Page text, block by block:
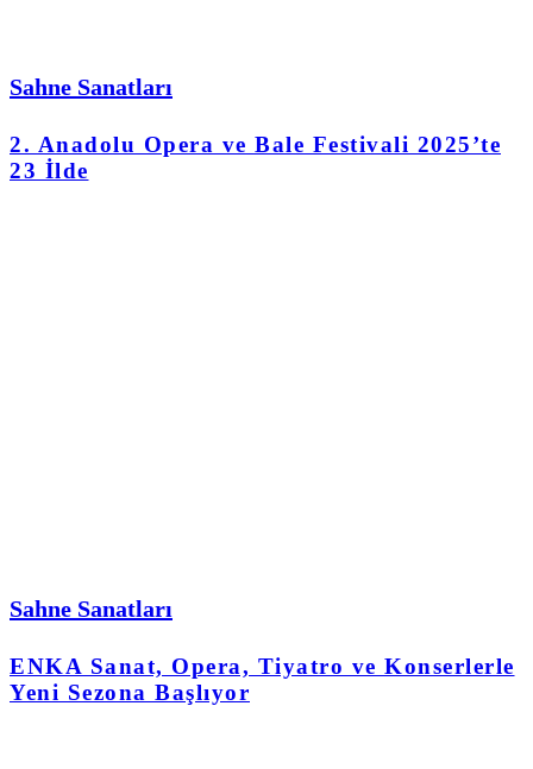
Sahne Sanatları
2. Anadolu Opera ve Bale Festivali 2025’te
23 İlde
Sahne Sanatları
ENKA Sanat, Opera, Tiyatro ve Konserlerle
Yeni Sezona Başlıyor